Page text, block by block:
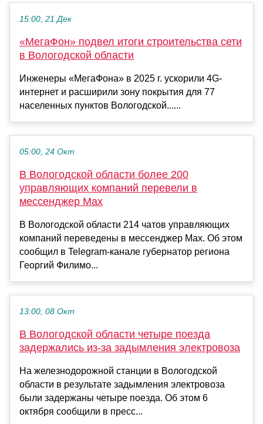
15:00, 21 Дек
«МегаФон» подвел итоги строительства сети
в Вологодской области
Инженеры «МегаФона» в 2025 г. ускорили 4G-
интернет и расширили зону покрытия для 77
населенных пунктов Вологодской......
05:00, 24 Окт
В Вологодской области более 200
управляющих компаний перевели в
мессенджер Max
В Вологодской области 214 чатов управляющих
компаний переведены в мессенджер Max. Об этом
сообщил в Telegram-канале губернатор региона
Георгий Филимо...
13:00, 08 Окт
В Вологодской области четыре поезда
задержались из-за задымления электровоза
На железнодорожной станции в Вологодской
области в результате задымления электровоза
были задержаны четыре поезда. Об этом 6
октября сообщили в пресс...